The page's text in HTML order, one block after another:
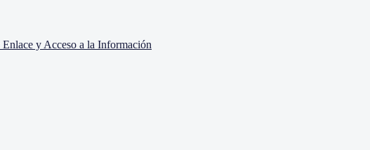
y Acceso a la Información